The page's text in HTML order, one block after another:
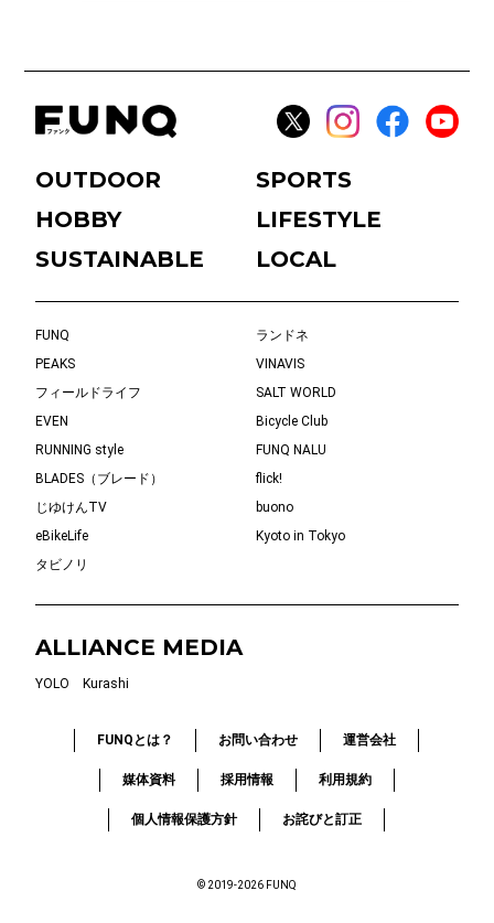
OUTDOOR
SPORTS
HOBBY
LIFESTYLE
SUSTAINABLE
LOCAL
FUNQ
ランドネ
PEAKS
VINAVIS
フィールドライフ
SALT WORLD
EVEN
Bicycle Club
RUNNING style
FUNQ NALU
BLADES（ブレード）
flick!
じゆけんTV
buono
eBikeLife
Kyoto in Tokyo
タビノリ
ALLIANCE MEDIA
YOLO Kurashi
FUNQとは？ お問い合わせ 運営会社
媒体資料 採用情報 利用規約
個人情報保護方針 お詫びと訂正
© 2019-2026 FUNQ